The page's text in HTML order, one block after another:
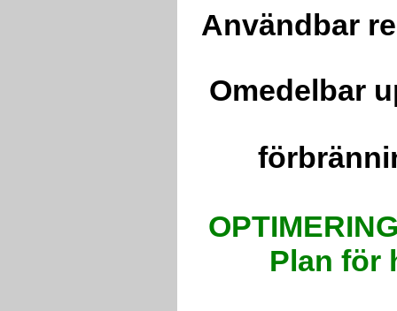
Användbar
Omedelbar
Plan för